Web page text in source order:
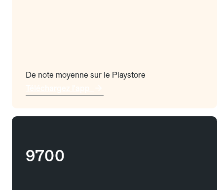
De note moyenne sur le Playstore
9700